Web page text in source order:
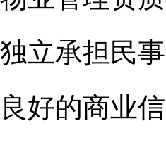
立承担民
好的商业